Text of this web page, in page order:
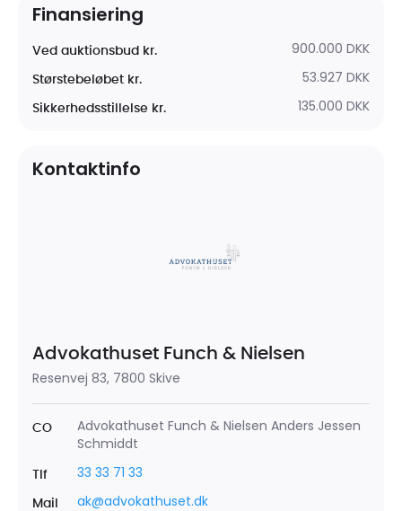
Finansiering
Ved auktionsbud kr. 900.000 DKK
Størstebeløbet kr. 53.927 DKK
Sikkerhedsstillelse kr. 135.000 DKK
Kontaktinfo
Advokathuset Funch & Nielsen
Resenvej 83, 7800 Skive
CO
Advokathuset Funch & Nielsen Anders Jessen
Schmiddt
Tlf 33 33 71 33
Mail ak@advokathuset.dk